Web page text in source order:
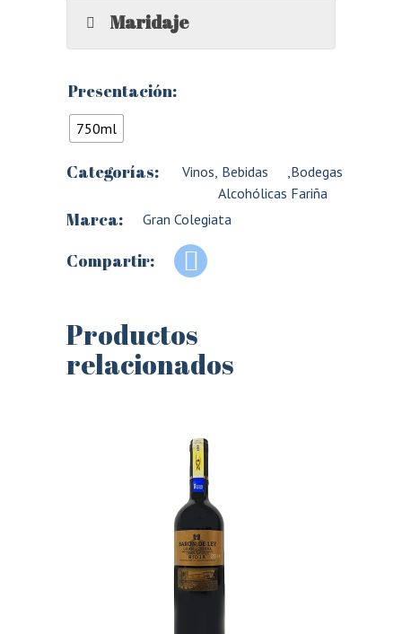
Maridaje
Presentación:
750ml
Categorías: Vinos, Bebidas
Alcohólicas
,Bodegas
Fariña
Marca: Gran Colegiata
Compartir:
Productos
relacionados